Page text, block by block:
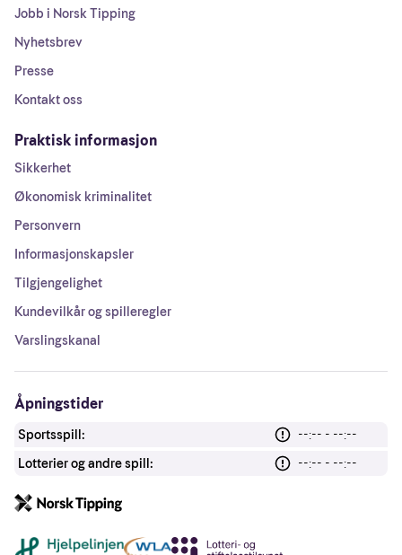
Jobb i Norsk Tipping
Nyhetsbrev
Presse
Kontakt oss
Praktisk informasjon
Sikkerhet
Økonomisk kriminalitet
Personvern
Informasjonskapsler
Tilgjengelighet
Kundevilkår og spilleregler
Varslingskanal
Åpningstider
Sportsspill:
--:-- - --:--
Lotterier og andre spill:
--:-- - --:--
Andre lenker